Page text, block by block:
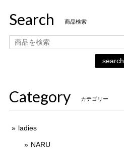
Search 商品検索
search
Category カテゴリー
ladies
NARU